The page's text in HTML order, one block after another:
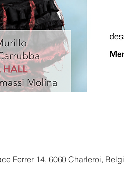
Ferrer 14, 6060 Charleroi,